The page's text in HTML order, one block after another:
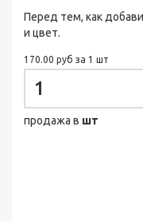
Перед тем, как
и цвет.
170.00 руб за 1 шт
продажа в шт